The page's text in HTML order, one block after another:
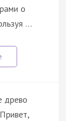
о
…
древо